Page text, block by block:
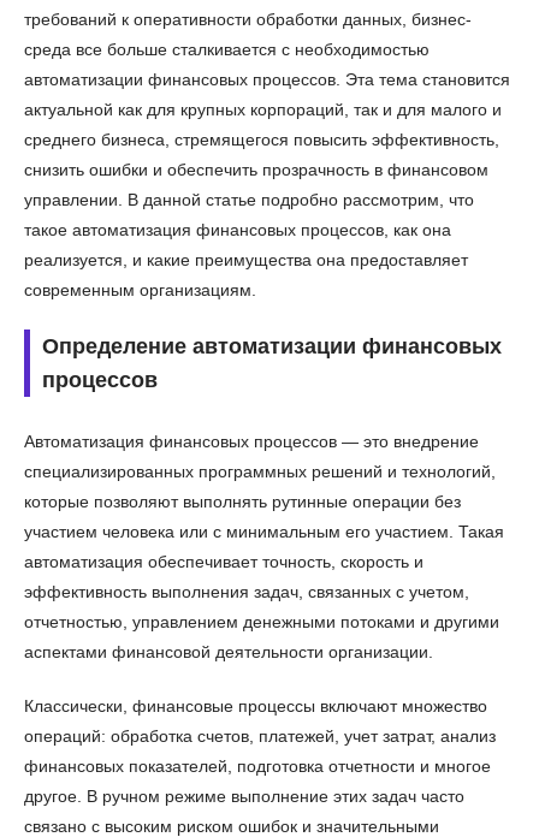
требований к оперативности обработки данных, бизнес-
среда все больше сталкивается с необходимостью
автоматизации финансовых процессов. Эта тема становится
актуальной как для крупных корпораций, так и для малого и
среднего бизнеса, стремящегося повысить эффективность,
снизить ошибки и обеспечить прозрачность в финансовом
управлении. В данной статье подробно рассмотрим, что
такое автоматизация финансовых процессов, как она
реализуется, и какие преимущества она предоставляет
современным организациям.
Определение автоматизации финансовых
процессов
Автоматизация финансовых процессов — это внедрение
специализированных программных решений и технологий,
которые позволяют выполнять рутинные операции без
участием человека или с минимальным его участием. Такая
автоматизация обеспечивает точность, скорость и
эффективность выполнения задач, связанных с учетом,
отчетностью, управлением денежными потоками и другими
аспектами финансовой деятельности организации.
Классически, финансовые процессы включают множество
операций: обработка счетов, платежей, учет затрат, анализ
финансовых показателей, подготовка отчетности и многое
другое. В ручном режиме выполнение этих задач часто
связано с высоким риском ошибок и значительными